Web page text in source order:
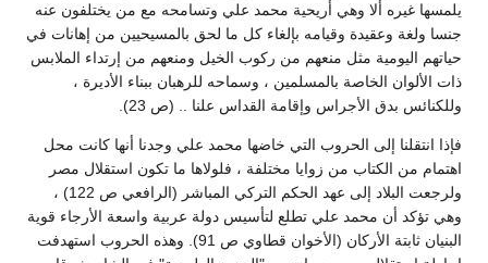
يلمسها غيره ألا وهي أريحية محمد علي وتسامحه مع من يختلفون عنه
جنسا ولغة وعقيدة وقيامه بإلغاء كل ما لحق بالمسيحيين من إهانات في
حياتهم اليومية مثل منعهم من ركوب الخيل ومنعهم من إرتداء الملابس
ذات الألوان الخاصة بالمسلمين ، وسماحه للرهبان ببناء الأديرة ،
وللكنائس بدق الأجراس وإقامة القداس علنا .. (ص 23).
فإذا انتقلنا إلى الحروب التي خاضها محمد علي وجدنا أنها كانت محل
اهتمام من الكتاب من زوايا مختلفة ، فلولاها ما تكون استقلال مصر
ولرجعت البلاد إلى عهد الحكم التركي المباشر (الرافعي ص 122) ،
وهي تؤكد أن محمد علي تطلع لتأسيس دولة عربية واسعة الأرجاء قوية
البنيان ثابتة الأركان (الأخوان قطاوي ص 91). وهذه الحروب استهدفت